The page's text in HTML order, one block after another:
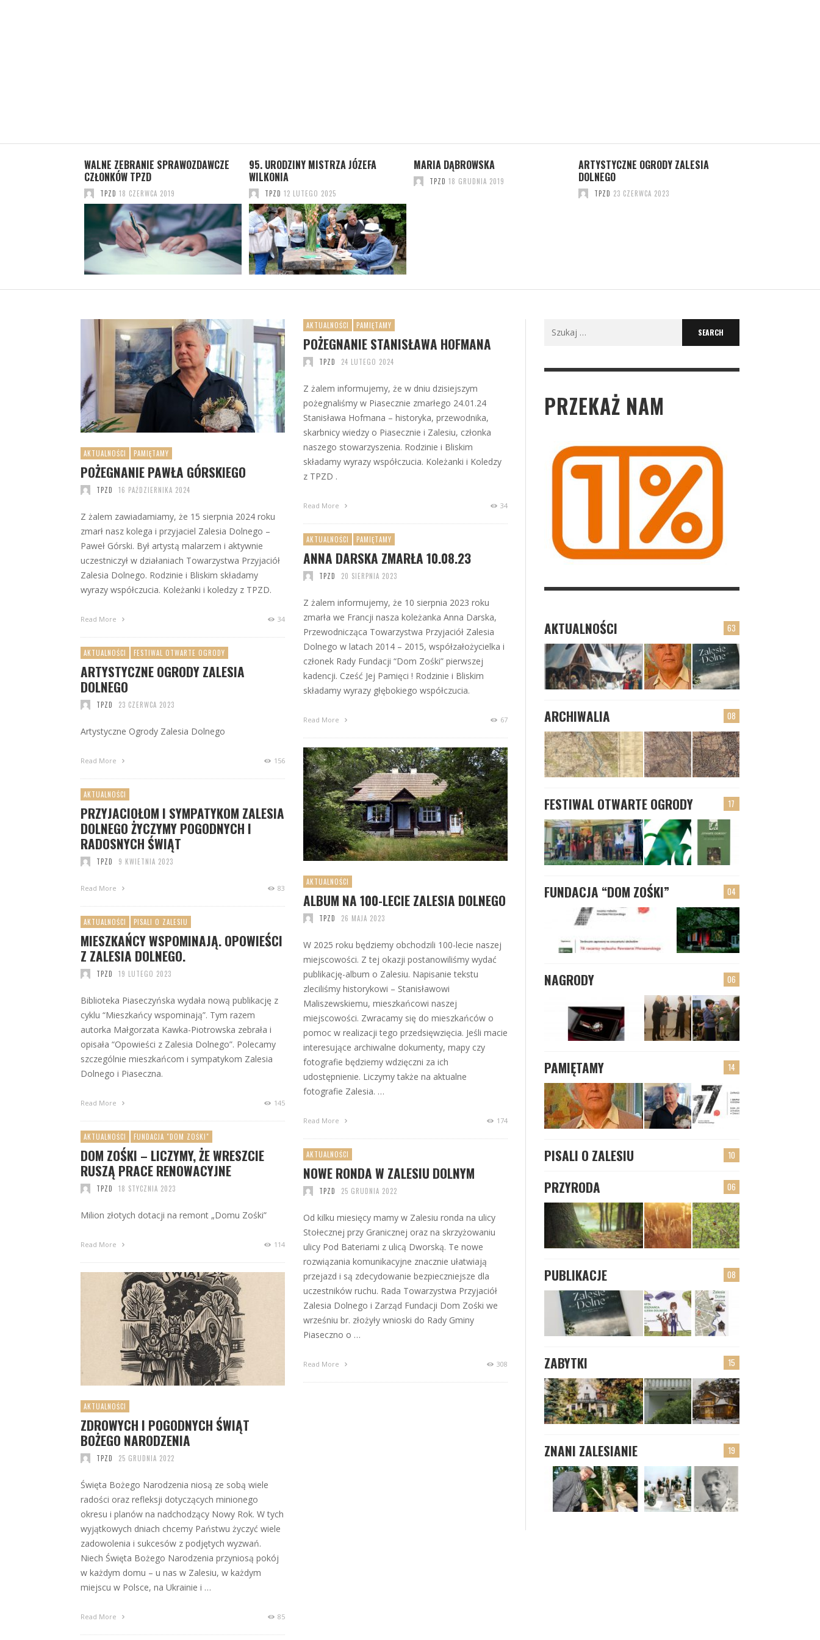
WALNE ZEBRANIE SPRAWOZDAWCZE
CZŁONKÓW TPZD
TPZD 18 CZERWCA 2019
95. URODZINY MISTRZA JÓZEFA
WILKONIA
TPZD 12 LUTEGO 2025
MARIA DĄBROWSKA
TPZD 18 GRUDNIA 2019
ARTYSTYCZNE OGRODY ZALESIA
DOLNEGO
TPZD 23 CZERWCA 2023
AKTUALNOŚCI PAMIĘTAMY
POŻEGNANIE PAWŁA GÓRSKIEGO
TPZD 16 PAŹDZIERNIKA 2024
Z żalem zawiadamiamy, że 15 sierpnia 2024 roku
zmarł nasz kolega i przyjaciel Zalesia Dolnego –
Paweł Górski. Był artystą malarzem i aktywnie
uczestniczył w działaniach Towarzystwa Przyjaciół
Zalesia Dolnego. Rodzinie i Bliskim składamy
wyrazy współczucia. Koleżanki i koledzy z TPZD.
Read More 34
AKTUALNOŚCI PAMIĘTAMY
POŻEGNANIE STANISŁAWA HOFMANA
TPZD 24 LUTEGO 2024
Z żalem informujemy, że w dniu dzisiejszym
pożegnaliśmy w Piasecznie zmarłego 24.01.24
Stanisława Hofmana – historyka, przewodnika,
skarbnicy wiedzy o Piasecznie i Zalesiu, członka
naszego stowarzyszenia. Rodzinie i Bliskim
składamy wyrazy współczucia. Koleżanki i Koledzy
z TPZD .
Read More 34
AKTUALNOŚCI PAMIĘTAMY
ANNA DARSKA ZMARŁA 10.08.23
TPZD 20 SIERPNIA 2023
Z żalem informujemy, że 10 sierpnia 2023 roku
zmarła we Francji nasza koleżanka Anna Darska,
Przewodnicząca Towarzystwa Przyjaciół Zalesia
Dolnego w latach 2014 – 2015, współzałożycielka i
członek Rady Fundacji “Dom Zośki” pierwszej
kadencji. Cześć Jej Pamięci ! Rodzinie i Bliskim
składamy wyrazy głębokiego współczucia.
Read More 67
AKTUALNOŚCI FESTIWAL OTWARTE OGRODY
ARTYSTYCZNE OGRODY ZALESIA
DOLNEGO
TPZD 23 CZERWCA 2023
Artystyczne Ogrody Zalesia Dolnego
Read More 156
AKTUALNOŚCI
ALBUM NA 100-LECIE ZALESIA DOLNEGO
TPZD 26 MAJA 2023
W 2025 roku będziemy obchodzili 100-lecie naszej
miejscowości. Z tej okazji postanowiliśmy wydać
publikację-album o Zalesiu. Napisanie tekstu
zleciliśmy historykowi – Stanisławowi
Maliszewskiemu, mieszkańcowi naszej
miejscowości. Zwracamy się do mieszkańców o
pomoc w realizacji tego przedsięwzięcia. Jeśli macie
interesujące archiwalne dokumenty, mapy czy
fotografie będziemy wdzięczni za ich
udostępnienie. Liczymy także na aktualne
fotografie Zalesia. …
Read More 174
AKTUALNOŚCI
PRZYJACIOŁOM I SYMPATYKOM ZALESIA
DOLNEGO ŻYCZYMY POGODNYCH I
RADOSNYCH ŚWIĄT
TPZD 9 KWIETNIA 2023
Read More 83
AKTUALNOŚCI PISALI O ZALESIU
MIESZKAŃCY WSPOMINAJĄ. OPOWIEŚCI
Z ZALESIA DOLNEGO.
TPZD 19 LUTEGO 2023
Biblioteka Piaseczyńska wydała nową publikację z
cyklu “Mieszkańcy wspominają”. Tym razem
autorka Małgorzata Kawka-Piotrowska zebrała i
opisała “Opowieści z Zalesia Dolnego”. Polecamy
szczególnie mieszkańcom i sympatykom Zalesia
Dolnego i Piaseczna.
Read More 145
AKTUALNOŚCI FUNDACJA "DOM ZOŚKI"
DOM ZOŚKI – LICZYMY, ŻE WRESZCIE
RUSZĄ PRACE RENOWACYJNE
TPZD 18 STYCZNIA 2023
Milion złotych dotacji na remont „Domu Zośki”
Read More 114
AKTUALNOŚCI
NOWE RONDA W ZALESIU DOLNYM
TPZD 25 GRUDNIA 2022
Od kilku miesięcy mamy w Zalesiu ronda na ulicy
Stołecznej przy Granicznej oraz na skrzyżowaniu
ulicy Pod Bateriami z ulicą Dworską. Te nowe
rozwiązania komunikacyjne znacznie ułatwiają
przejazd i są zdecydowanie bezpieczniejsze dla
uczestników ruchu. Rada Towarzystwa Przyjaciół
Zalesia Dolnego i Zarząd Fundacji Dom Zośki we
wrześniu br. złożyły wnioski do Rady Gminy
Piaseczno o …
Read More 308
AKTUALNOŚCI
ZDROWYCH I POGODNYCH ŚWIĄT
BOŻEGO NARODZENIA
TPZD 25 GRUDNIA 2022
Święta Bożego Narodzenia niosą ze sobą wiele
radości oraz refleksji dotyczących minionego
okresu i planów na nadchodzący Nowy Rok. W tych
wyjątkowych dniach chcemy Państwu życzyć wiele
zadowolenia i sukcesów z podjętych wyzwań.
Niech Święta Bożego Narodzenia przyniosą pokój
w każdym domu – u nas w Zalesiu, w każdym
miejscu w Polsce, na Ukrainie i …
Read More 85
PRZEKAŻ NAM
63
AKTUALNOŚCI
08
ARCHIWALIA
17
FESTIWAL OTWARTE OGRODY
04
FUNDACJA “DOM ZOŚKI”
06
NAGRODY
14
PAMIĘTAMY
10
PISALI O ZALESIU
06
PRZYRODA
08
PUBLIKACJE
15
ZABYTKI
19
ZNANI ZALESIANIE